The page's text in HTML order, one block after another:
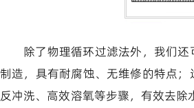
除了物理循环过滤法外，我们
制造，具有耐腐蚀、无维修的特点
反冲洗、高效溶氧等步骤，有效去